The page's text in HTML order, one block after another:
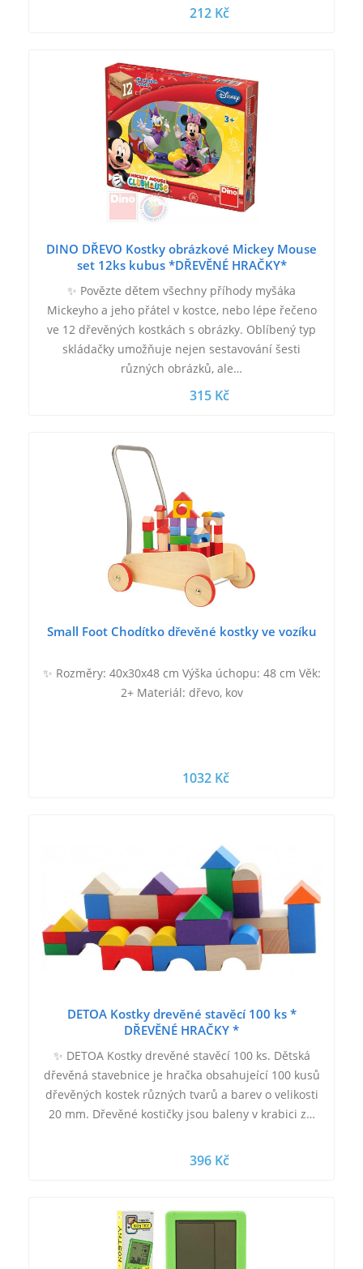
212 Kč
DINO DŘEVO Kostky obrázkové Mickey Mouse
set 12ks kubus *DŘEVĚNÉ HRAČKY*
✨ Povězte dětem všechny příhody myšáka
Mickeyho a jeho přátel v kostce, nebo lépe řečeno
ve 12 dřevěných kostkách s obrázky. Oblíbený typ
skládačky umožňuje nejen sestavování šesti
různých obrázků, ale…
315 Kč
Small Foot Chodítko dřevěné kostky ve vozíku
✨ Rozměry: 40x30x48 cm Výška úchopu: 48 cm Věk:
2+ Materiál: dřevo, kov
1032 Kč
DETOA Kostky drevěné stavěcí 100 ks *
DŘEVĚNÉ HRAČKY *
✨ DETOA Kostky drevěné stavěcí 100 ks. Dětská
dřevěná stavebnice je hračka obsahujeící 100 kusů
dřevěných kostek různých tvarů a barev o velikosti
20 mm. Dřevěné kostičky jsou baleny v krabici z…
396 Kč